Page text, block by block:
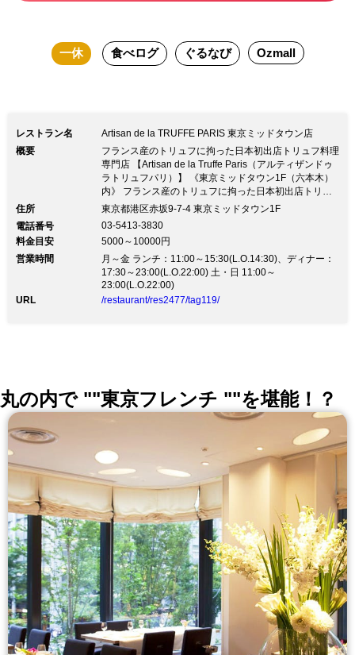
一休
食べログ ぐるなび Ozmall
レストラン名
Artisan de la TRUFFE PARIS 東京ミッドタウン店
概要
フランス産のトリュフに拘った日本初出店トリュフ料理
専門店 【Artisan de la Truffe Paris（アルティザンドゥ
ラトリュフパリ）】 《東京ミッドタウン1F（六本木）
内》 フランス産のトリュフに拘った日本初出店トリュ
フ料理専門店 【Artisan de la Truffe Paris（アルティザ
本木）内》パリに店舗を構るトリュフ専門店の日本旗艦
店。 類稀なる素晴らしい味と香りで、希少価値の高い
オーガニックトリュフを贅沢に使ったお料理をご堪能頂
けます。 店内とテラスのソファー席からミッドタウン
ガーデンの四季折々の景色を臨む最高のロケーションで
お楽しみ頂けます。 店内ではトリュフ塩やトリュフオ
住所
東京都港区赤坂9-7-4 東京ミッドタウン1F
電話番号
03-5413-3830
料金目安
5000～10000円
営業時間
月～金 ランチ：11:00～15:30(L.O.14:30)、ディナー：
17:30～23:00(L.O.22:00) 土・日 11:00～
23:00(L.O.22:00)
URL
/restaurant/res2477/tag119/
丸の内で ""東京フレンチ ""を堪能！？